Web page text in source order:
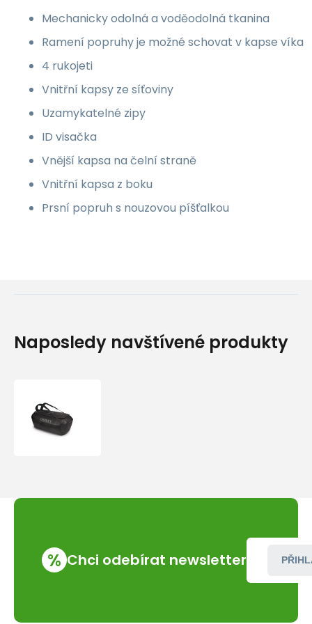
Mechanicky odolná a voděodolná tkanina
Ramení popruhy je možné schovat v kapse víka
4 rukojeti
Vnitřní kapsy ze síťoviny
Uzamykatelné zipy
ID visačka
Vnější kapsa na čelní straně
Vnitřní kapsa z boku
Prsní popruh s nouzovou píšťalkou
Naposledy navštívené produkty
% Chci odebírat newsletter